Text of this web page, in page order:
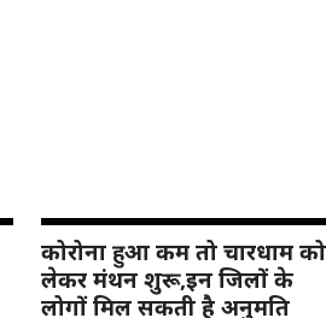
कोरोना हुआ कम तो चारधाम को
लेकर मंथन शुरू,इन जिलों के
लोगों मिल सकती है अनुमति